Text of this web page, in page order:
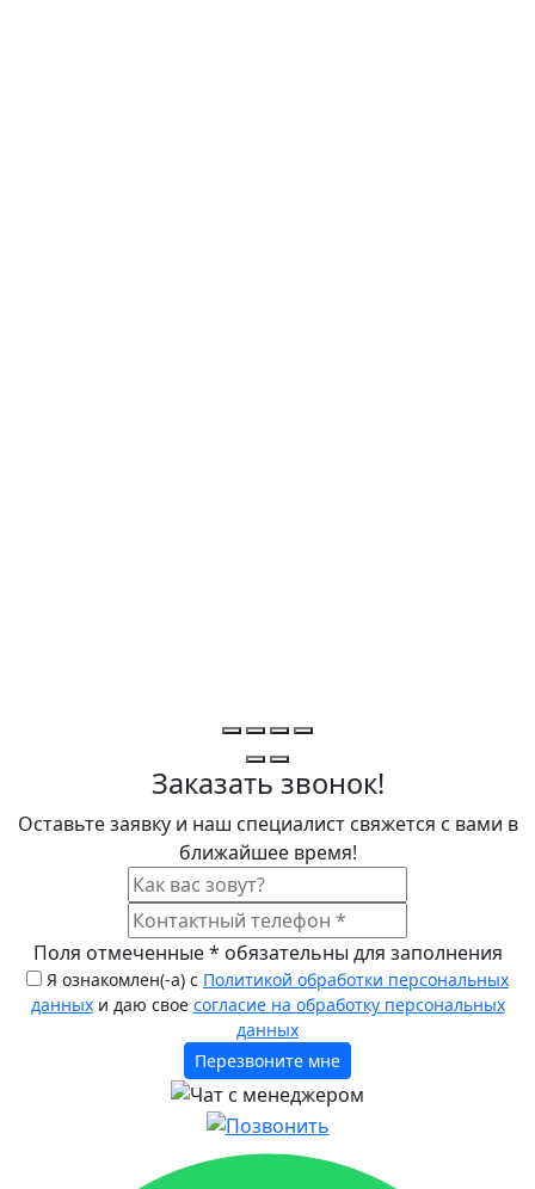
Заказать звонок!
Оставьте заявку и наш специалист свяжется с вами в
ближайшее время!
Поля отмеченные* обязательны для заполнения
Я ознакомлен(-а) с Политикой обработки персональных
данныхи даю свое согласие на обработку персональных
данных